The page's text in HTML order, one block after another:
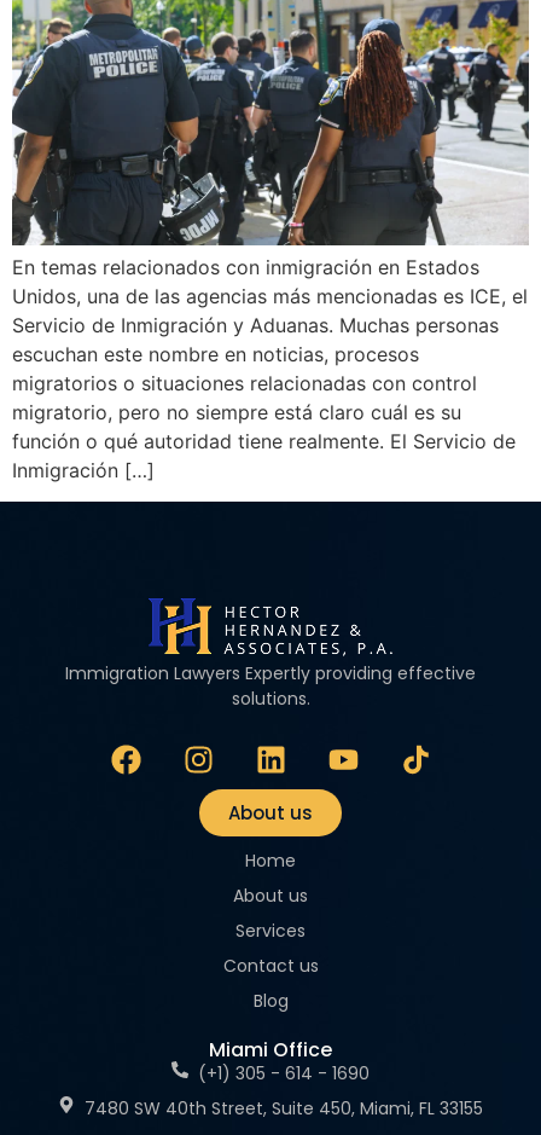
En temas relacionados con inmigración en Estados
Unidos, una de las agencias más mencionadas es ICE, el
Servicio de Inmigración y Aduanas. Muchas personas
escuchan este nombre en noticias, procesos
migratorios o situaciones relacionadas con control
migratorio, pero no siempre está claro cuál es su
función o qué autoridad tiene realmente. El Servicio de
Inmigración […]
Immigration Lawyers Expertly providing effective
solutions.
About us
Home
About us
Services
Contact us
Blog
Miami Office
(+1) 305 - 614 - 1690
7480 SW 40th Street, Suite 450, Miami, FL 33155